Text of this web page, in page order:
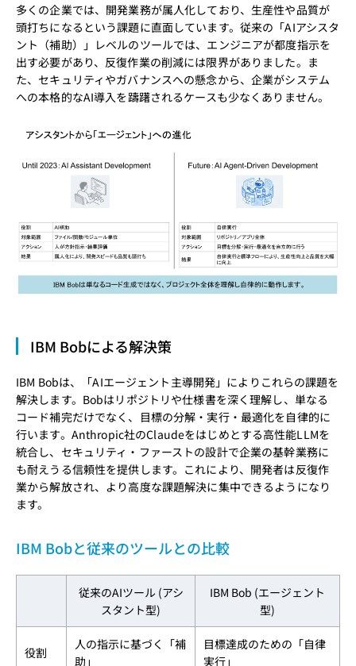
多くの企業では、開発業務が属人化しており、生産性や品質が
頭打ちになるという課題に直面しています。従来の「AIアシスタ
ント（補助）」レベルのツールでは、エンジニアが都度指示を
出す必要があり、反復作業の削減には限界がありました。ま
た、セキュリティやガバナンスへの懸念から、企業がシステム
への本格的なAI導入を躊躇されるケースも少なくありません。
IBM Bobによる解決策
IBM Bobは、「AIエージェント主導開発」によりこれらの課題を
解決します。Bobはリポジトリや仕様書を深く理解し、単なる
コード補完だけでなく、目標の分解・実行・最適化を自律的に
行います。Anthropic社のClaudeをはじめとする高性能LLMを
統合し、セキュリティ・ファーストの設計で企業の基幹業務に
も耐えうる信頼性を提供します。これにより、開発者は反復作
業から解放され、より高度な課題解決に集中できるようになり
ます。
IBM Bobと従来のツールとの比較
従来のAIツール (アシ
スタント型)
IBM Bob (エージェント
型)
役割
人の指示に基づく「補
助」
目標達成のための「自律
実行」